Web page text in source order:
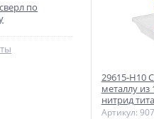
по
29615-H10
металлу
нитрид
Артикул: